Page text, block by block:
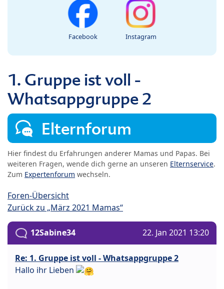
Facebook Instagram
1. Gruppe ist voll -
Whatsappgruppe 2
Elternforum
Hier findest du Erfahrungen anderer Mamas und Papas. Bei
weiteren Fragen, wende dich gerne an unseren Elternservice.
Zum Expertenforum wechseln.
Foren-Übersicht
Zurück zu „März 2021 Mamas“
12Sabine34 22. Jan 2021 13:20
Re: 1. Gruppe ist voll - Whatsappgruppe 2
Hallo ihr Lieben